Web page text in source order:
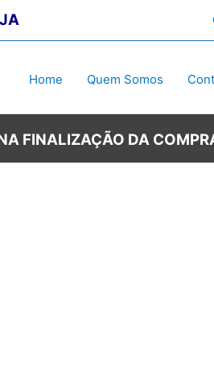
Home Quem Somos
FINALIZAÇÃO DA